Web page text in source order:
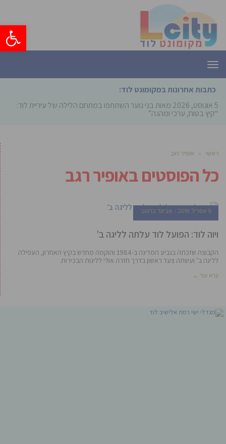
פתח
תפריט
כתבות אחרונות במקומונט לוד:
5 אוגוסט, 2026
מאות בני נוער השתתפו במתחם הלילה של עיריית לוד:
“קיץ בטוח, ערכי ומהנה”
ראשי » אופיר רגב
כל הפוסטים באופיר רגב
9 אפריל, 2018 אביעד ברטוב
ויוה לוד: הפועל לוד עלתה לליגה ב’
הקבוצה שזכתה בגביע המדינה ב-1984 והוקמה מחדש בקיץ האחרון, העפילה
לליגה ב’ ועשתה צעד ראשון בדרך חזרה אולי לליגות הבכירות.
קרא עוד ←